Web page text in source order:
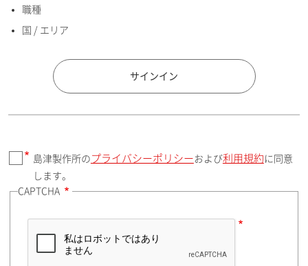
国 / エリア
郵便番号（勤務先）
住所検索
職種
国 / エリア
サインイン
島津製作所の プライバシーポリシー および利用規約 に同意
します。
CAPTCHA